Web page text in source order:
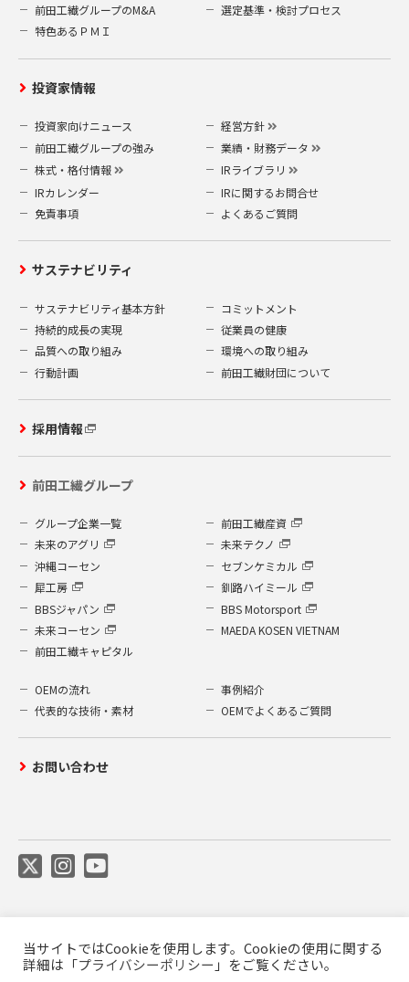
前田工繊グループのM&A
選定基準・検討プロセス
特色あるＰＭＩ
投資家情報
投資家向けニュース
経営方針
前田工繊グループの強み
業績・財務データ
株式・格付情報
IRライブラリ
IRカレンダー
IRに関するお問合せ
免責事項
よくあるご質問
サステナビリティ
サステナビリティ基本方針
コミットメント
持続的成長の実現
従業員の健康
品質への取り組み
環境への取り組み
行動計画
前田工繊財団について
採用情報
前田工繊グループ
グループ企業一覧
前田工繊産資
未来のアグリ
未来テクノ
沖縄コーセン
セブンケミカル
犀工房
釧路ハイミール
BBSジャパン
BBS Motorsport
未来コーセン
MAEDA KOSEN VIETNAM
前田工繊キャピタル
OEMの流れ
事例紹介
代表的な技術・素材
OEMでよくあるご質問
お問い合わせ
ご利用について
プライバシーポリシー
当サイトではCookieを使用します。Cookieの使用に関する
詳細は「プライバシーポリシー 」をご覧ください。